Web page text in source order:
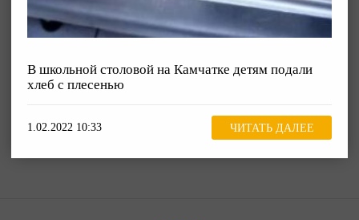
В школьной столовой на Камчатке детям подали
хлеб с плесенью
1.02.2022 10:33 ЧИТАТЬ ДАЛЕЕ